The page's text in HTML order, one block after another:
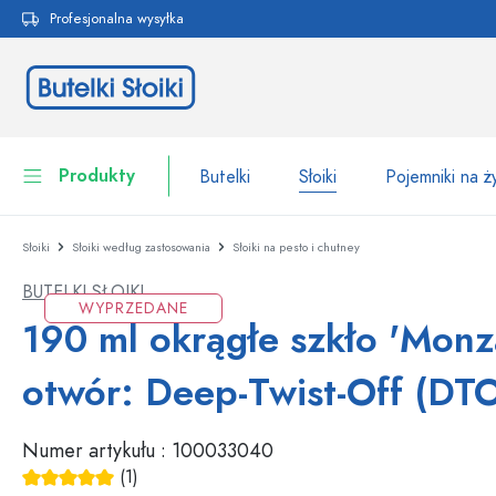
Przejdź do głównej nawigacji
Profesjonalna wysyłka
Produkty Butelki Słoiki Pojemniki na
Butelki
Słoiki
Pojemniki na żywność
Naczynia
Opakowania kosmetyczne
Do kategorii Butelki
Butelki według marki
Butelki WECK
Butelki według funkcji
Słoiki Słoiki według zastosowania Słoiki na pesto i chutney
BUTELKI SŁOIKI
190 ml okrągłe szkło
otwór: Deep-Twist-Off
Numer artykułu : 100033040
(1)
WYPRZEDANE